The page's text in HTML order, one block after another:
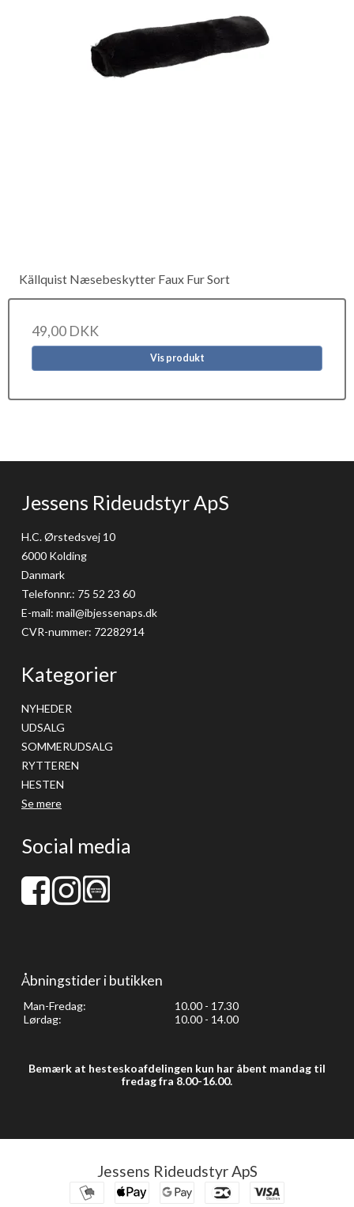
Källquist Næsebeskytter Faux Fur Sort
49,00 DKK
Vis produkt
Jessens Rideudstyr ApS
H.C. Ørstedsvej 10
6000 Kolding
Danmark
Telefonnr.: 75 52 23 60
E-mail: mail@ibjessenaps.dk
CVR-nummer: 72282914
Kategorier
NYHEDER
UDSALG
SOMMERUDSALG
RYTTEREN
HESTEN
Se mere
Social media
Åbningstider i butikken
Man-Fredag:
10.00 - 17.30
Lørdag:
10.00 - 14.00
Bemærk at hesteskoafdelingen kun har åbent mandag til
fredag fra 8.00-16.00.
Jessens Rideudstyr ApS